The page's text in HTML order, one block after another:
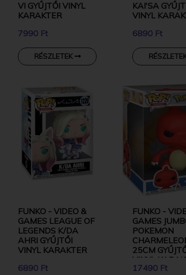
VI GYŰJTŐI VINYL
KARAKTER
7990 Ft
RÉSZLETEK
KAI'SA
VINYL
6890 Ft
FUNKO - VIDEO &
GAMES LEAGUE OF
LEGENDS K/DA
AHRI GYŰJTŐI
VINYL KARAKTER
6890 Ft
FUNKO -
GAMES
POKEMON
25CM
VINYL
17490 Ft